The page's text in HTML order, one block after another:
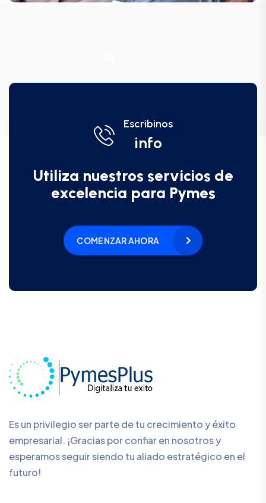
Escribinos
info
Utiliza nuestros servicios de
excelencia para Pymes
COMENZAR AHORA
Es un privilegio ser parte de tu crecimiento y éxito
empresarial. ¡Gracias por confiar en nosotros y
esperamos seguir siendo tu aliado estratégico en el
futuro!